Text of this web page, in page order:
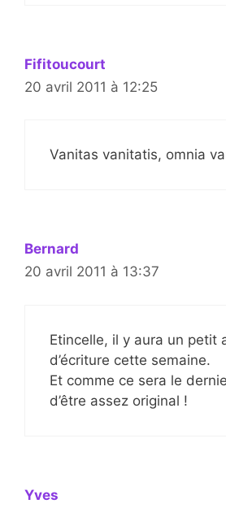
Fifitoucourt
20 avril 2011 à 12:25
Vanitas vanitatis, omnia
Bernard
20 avril 2011 à 13:37
Etincelle, il y aura un petit
d’écriture cette semaine.
Et comme ce sera le
d’être assez original !
Yves